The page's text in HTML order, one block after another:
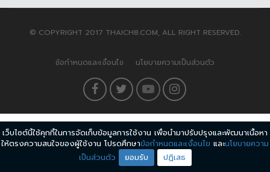
© COPYRIGHT 2017 THAICH8.COM, ALL RIGHT RESERVED.
ข้อกำหนดและเงื่อนไข นโยบายความเป็นส่วนตัว
เว็บไซต์นี้ใช้คุกกี้ในการจัดเก็บข้อมูลการใช้งาน เพื่อนำมาปรับปรุงและพัฒนาเนื้อหา
ให้ตรงความสนใจของผู้ใช้งาน โปรดศึกษาข้อกำหนดและเงื่อนไข และนโยบายความ
เป็นส่วนตัว
ยอมรับ ปฏิเสธ